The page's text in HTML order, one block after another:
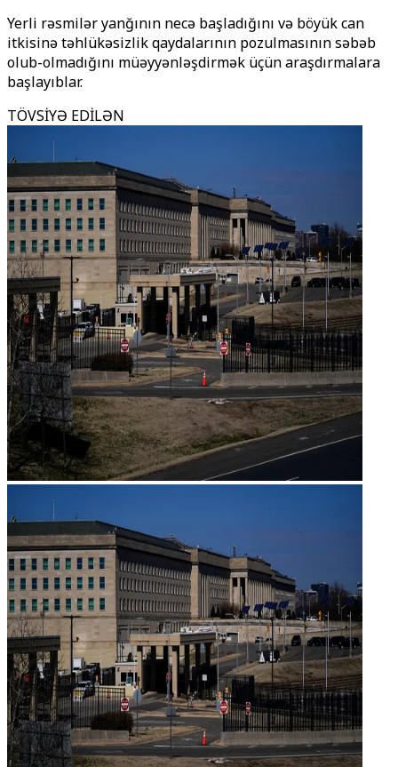
Yerli rəsmilər yanğının necə başladığını və böyük can
itkisinə təhlükəsizlik qaydalarının pozulmasının səbəb
olub-olmadığını müəyyənləşdirmək üçün araşdırmalara
başlayıblar.
TÖVSİYƏ EDİLƏN